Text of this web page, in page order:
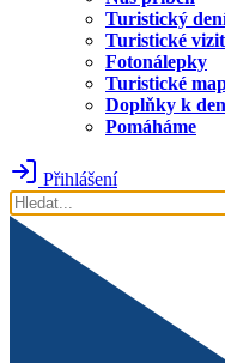
Turistický
Turistické
Fotonálepky
Turistické
Doplňky k
Pomáháme
Přihlášení